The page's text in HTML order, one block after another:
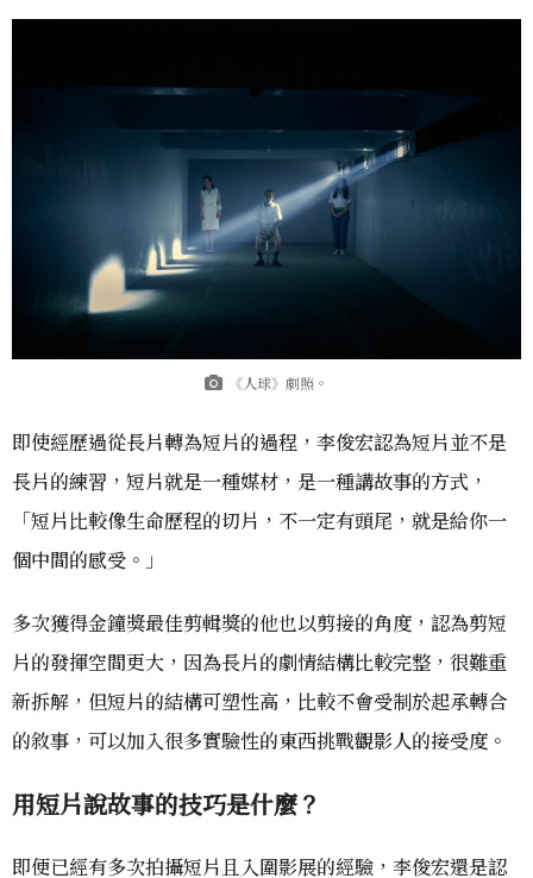
《人球》劇照。
即使經歷過從長片轉為短片的過程，李俊宏認為短片並不是
長片的練習，短片就是一種媒材，是一種講故事的方式，
「短片比較像生命歷程的切片，不一定有頭尾，就是給你一
個中間的感受。」
多次獲得金鐘獎最佳剪輯獎的他也以剪接的角度，認為剪短
片的發揮空間更大，因為長片的劇情結構比較完整，很難重
新拆解，但短片的結構可塑性高，比較不會受制於起承轉合
的敘事，可以加入很多實驗性的東西挑戰觀影人的接受度。
用短片說故事的技巧是什麼？
即便已經有多次拍攝短片且入圍影展的經驗，李俊宏還是認